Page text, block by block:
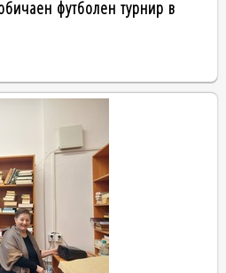
футболен турнир в